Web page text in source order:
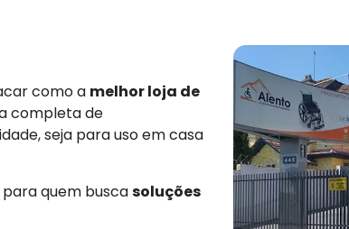
como a melhor loja de
completa de
seja para uso em casa
quem buscasoluções